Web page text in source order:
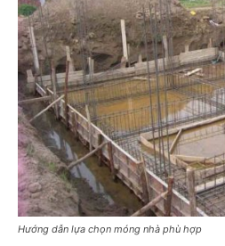
Hướng dẫn lựa chọn móng nhà phù hợp